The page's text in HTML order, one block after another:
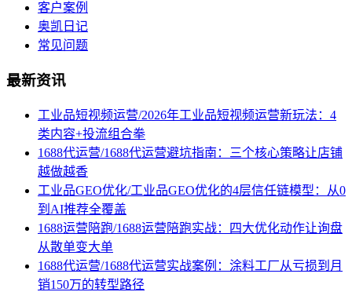
客户案例
奥凯日记
常见问题
最新资讯
工业品短视频运营/2026年工业品短视频运营新玩法：4
类内容+投流组合拳
1688代运营/1688代运营避坑指南：三个核心策略让店铺
越做越香
工业品GEO优化/工业品GEO优化的4层信任链模型：从0
到AI推荐全覆盖
1688运营陪跑/1688运营陪跑实战：四大优化动作让询盘
从散单变大单
1688代运营/1688代运营实战案例：涂料工厂从亏损到月
销150万的转型路径